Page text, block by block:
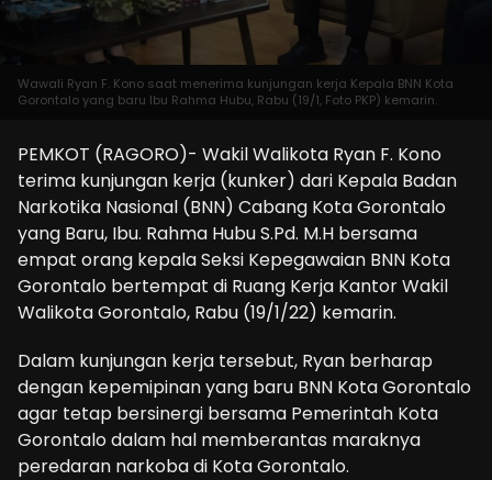
Wawali Ryan F. Kono saat menerima kunjungan kerja Kepala BNN Kota
Gorontalo yang baru Ibu Rahma Hubu, Rabu (19/1, Foto PKP) kemarin.
PEMKOT (RAGORO)- Wakil Walikota Ryan F. Kono
terima kunjungan kerja (kunker) dari Kepala Badan
Narkotika Nasional (BNN) Cabang Kota Gorontalo
yang Baru, Ibu. Rahma Hubu S.Pd. M.H bersama
empat orang kepala Seksi Kepegawaian BNN Kota
Gorontalo bertempat di Ruang Kerja Kantor Wakil
Walikota Gorontalo, Rabu (19/1/22) kemarin.
Dalam kunjungan kerja tersebut, Ryan berharap
dengan kepemipinan yang baru BNN Kota Gorontalo
agar tetap bersinergi bersama Pemerintah Kota
Gorontalo dalam hal memberantas maraknya
peredaran narkoba di Kota Gorontalo.